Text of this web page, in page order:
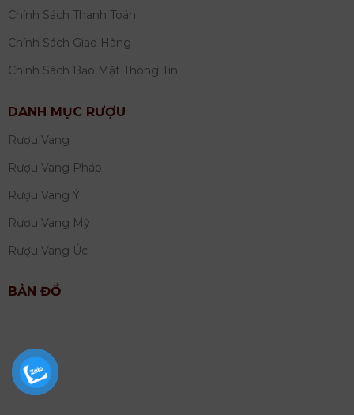
Chính Sách Thanh Toán
Chính Sách Giao Hàng
Chính Sách Bảo Mật Thông Tin
DANH MỤC RƯỢU
Rượu Vang
Rượu Vang Pháp
Rượu Vang Ý
Rượu Vang Mỹ
Rượu Vang Úc
BẢN ĐỒ